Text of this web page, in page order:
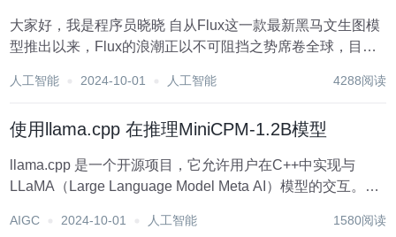
大家好，我是程序员晓晓 自从Flux这一款最新黑马文生图模
型推出以来，Flux的浪潮正以不可阻挡之势席卷全球，目前
ComfyUI工具安装一直是很多小白比较困惑的地方，在和小
人工智能 2024-10-01 人工智能 4288阅读
使用llama.cpp 在推理MiniCPM-1.2B模型
llama.cpp 是一个开源项目，它允许用户在C++中实现与
LLaMA（Large Language Model Meta AI）模型的交互。
虽然llama.cpp本身并不包含LLaM...
AIGC 2024-10-01 人工智能 1580阅读